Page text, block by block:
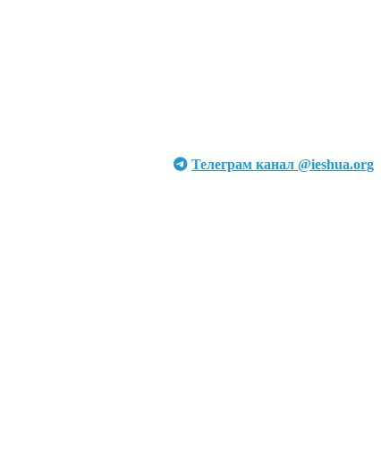
Телеграм канал @ieshua.org